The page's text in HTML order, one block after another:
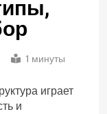
1 минуты
играет
и